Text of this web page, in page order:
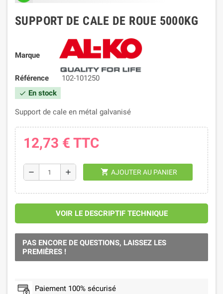
SUPPORT DE CALE DE ROUE 5000KG
Marque
Référence 102-101250
check En stock
Support de cale en métal galvanisé
12,73 € TTC
remove add shopping_cart AJOUTER AU PANIER
VOIR LE DESCRIPTIF TECHNIQUE
PAS ENCORE DE QUESTIONS, LAISSEZ LES
PREMIÈRES !
Paiement 100% sécurisé